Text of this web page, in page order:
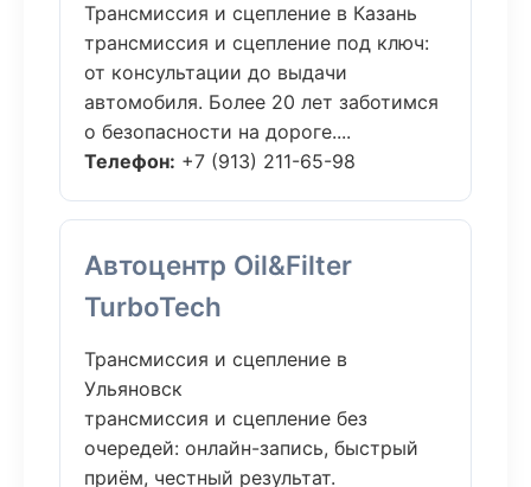
Трансмиссия и сцепление в Казань
трансмиссия и сцепление под ключ:
от консультации до выдачи
автомобиля. Более 20 лет заботимся
о безопасности на дороге....
Телефон: +7 (913) 211-65-98
Автоцентр Oil&Filter
TurboTech
Трансмиссия и сцепление в
Ульяновск
трансмиссия и сцепление без
очередей: онлайн-запись, быстрый
приём, честный результат.